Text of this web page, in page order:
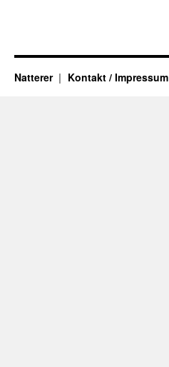
Natterer Kontakt / Impressum